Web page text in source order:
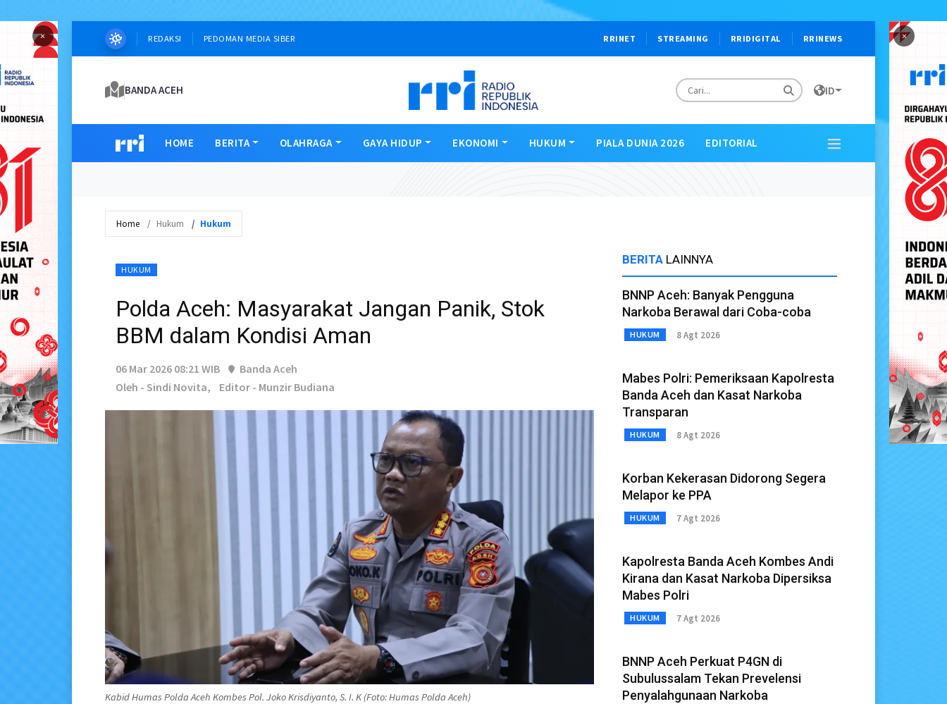
× ×
REDAKSI PEDOMAN MEDIA SIBER RRINET STREAMING RRIDIGITAL RRINEWS
BANDA ACEH ID
HOME BERITA OLAHRAGA GAYA HIDUP EKONOMI HUKUM PIALA DUNIA 2026 EDITORIAL
Home Hukum Hukum
HUKUM
Polda Aceh: Masyarakat Jangan Panik, Stok
BBM dalam Kondisi Aman
06 Mar 2026 08:21 WIB
Banda Aceh
Oleh - Sindi Novita,
Editor - Munzir Budiana
Kabid Humas Polda Aceh Kombes Pol. Joko Krisdiyanto, S. I. K (Foto: Humas Polda Aceh)
BERITA LAINNYA
BNNP Aceh: Banyak Pengguna
Narkoba Berawal dari Coba-coba
HUKUM 8 Agt 2026
Mabes Polri: Pemeriksaan Kapolresta
Banda Aceh dan Kasat Narkoba
Transparan
HUKUM 8 Agt 2026
Korban Kekerasan Didorong Segera
Melapor ke PPA
HUKUM 7 Agt 2026
Kapolresta Banda Aceh Kombes Andi
Kirana dan Kasat Narkoba Dipersiksa
Mabes Polri
HUKUM 7 Agt 2026
BNNP Aceh Perkuat P4GN di
Subulussalam Tekan Prevelensi
Penyalahgunaan Narkoba